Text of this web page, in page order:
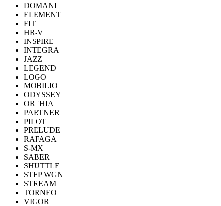
DOMANI
ELEMENT
FIT
HR-V
INSPIRE
INTEGRA
JAZZ
LEGEND
LOGO
MOBILIO
ODYSSEY
ORTHIA
PARTNER
PILOT
PRELUDE
RAFAGA
S-MX
SABER
SHUTTLE
STEP WGN
STREAM
TORNEO
VIGOR